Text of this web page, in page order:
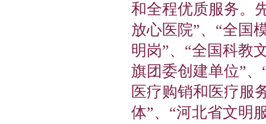
和全程优质服务。
放心医院”、“全国
明岗”、“全国科教
旗团委创建单位”
医疗购销和医疗服
体”、“河北省文明